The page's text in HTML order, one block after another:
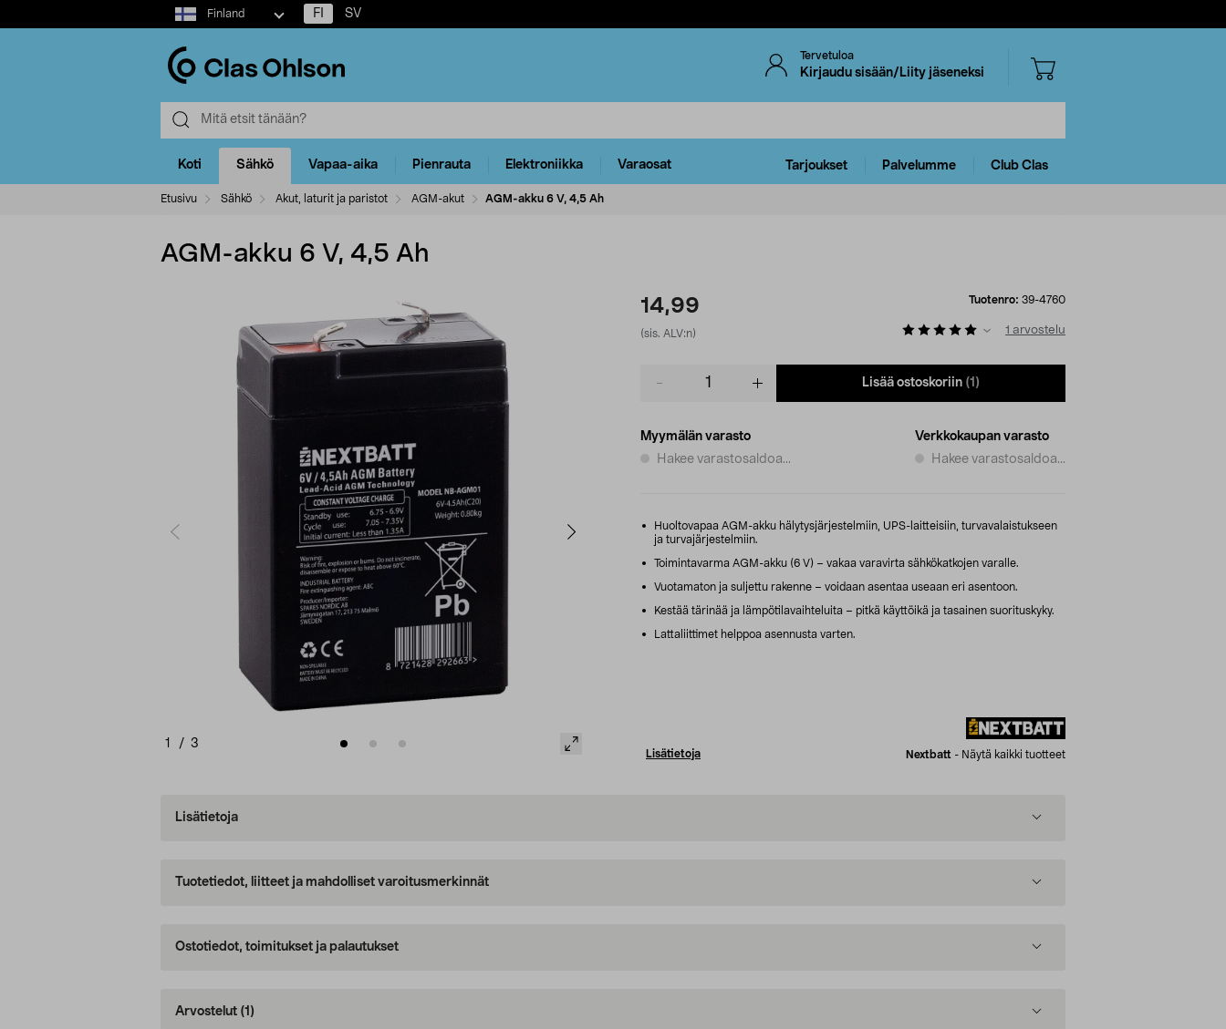
Select
market
Finland FI SV
Tervetuloa
Kirjaudu sisään/Liity jäseneksi
Koti Sähkö Vapaa-aika Pienrauta Elektroniikka Varaosat Tarjoukset Palvelumme Club Clas
Etusivu Sähkö Akut, laturit ja paristot AGM-akut AGM-akku 6 V, 4,5 Ah
AGM-akku 6 V, 4,5 Ah
1 / 3
14,99
(sis. ALV:n)
Tuotenro: 39-4760
1 arvostelu
Lisää ostoskoriin (1)
Myymälän varasto
Hakee varastosaldoa...
Verkkokaupan varasto
Hakee varastosaldoa...
Huoltovapaa AGM-akku hälytysjärjestelmiin, UPS-laitteisiin, turvavalaistukseen
ja turvajärjestelmiin.
Toimintavarma AGM-akku (6 V) – vakaa varavirta sähkökatkojen varalle.
Vuotamaton ja suljettu rakenne – voidaan asentaa useaan eri asentoon.
Kestää tärinää ja lämpötilavaihteluita – pitkä käyttöikä ja tasainen suorituskyky.
Lattaliittimet helppoa asennusta varten.
Lisätietoja Nextbatt - Näytä kaikki tuotteet
Lisätietoja
Tuotetiedot, liitteet ja mahdolliset varoitusmerkinnät
Ostotiedot, toimitukset ja palautukset
Arvostelut (1)